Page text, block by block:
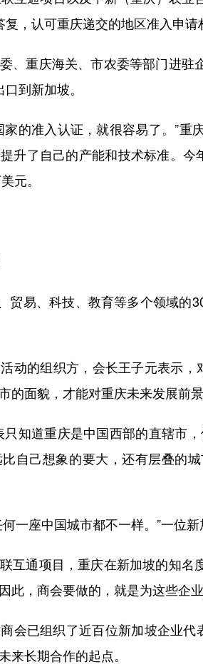
，认可重庆递交的地区准入申
重庆海关、市农委等部门进驻
到新加坡。
准入认证，就很容易了。”重
升了自己的产能和技术标准。
元。
易、科技、教育等多个领域的
的组织方，会长王子元表示，
的面貌，才能对重庆未来发展前景
知道重庆是中国西部的直辖市
自己想象的要大，还有层叠的
座中国城市都不一样。”一位新
通项目，重庆在新加坡的知名
此，商会要做的，就是为这些企
已组织了近百位新加坡企业代
来长期合作的起点。